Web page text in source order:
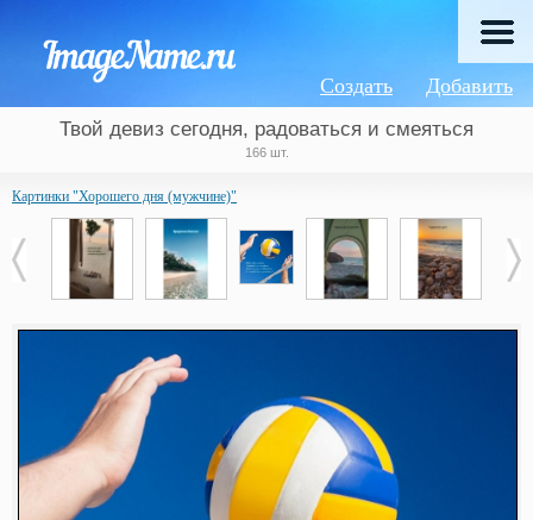
Добавить
Создать
Твой девиз сегодня, радоваться и смеяться
166 шт.
Картинки "Хорошего дня (мужчине)"